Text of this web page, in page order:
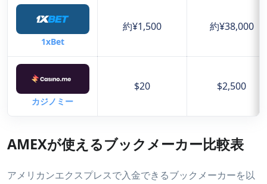
1xBet
約¥1,500 約¥38,000
カジノミー
$20 $2,500
AMEXが使えるブックメーカー比較表
アメリカンエクスプレスで入金できるブックメーカーを以